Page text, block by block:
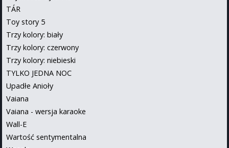
TÁR
Toy story 5
Trzy kolory: biały
Trzy kolory: czerwony
Trzy kolory: niebieski
TYLKO JEDNA NOC
Upadłe Anioły
Vaiana
Vaiana - wersja karaoke
Wall-E
Wartość sentymentalna